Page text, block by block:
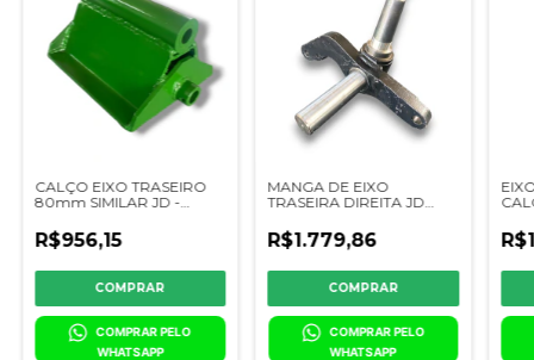
CALÇO EIXO TRASEIRO
80mm SIMILAR JD -
R$956,15
COMPRAR PELO
WHATSAPP
MANGA DE EIXO
TRASEIRA DIREITA JD
- DQ21202 - SIMILAR
R$1.779,86
COMPRAR PELO
WHATSAPP